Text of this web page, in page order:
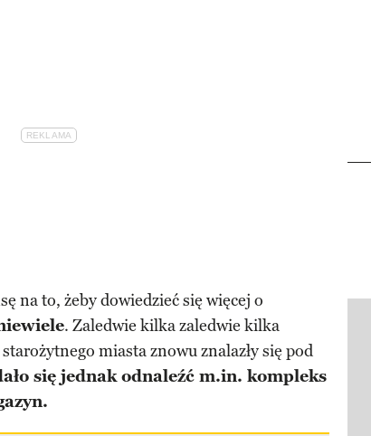
na to, żeby dowiedzieć się więcej o
. Zaledwie kilka zaledwie kilka
miasta znowu znalazły się pod
się jednak odnaleźć m.in. kompleks